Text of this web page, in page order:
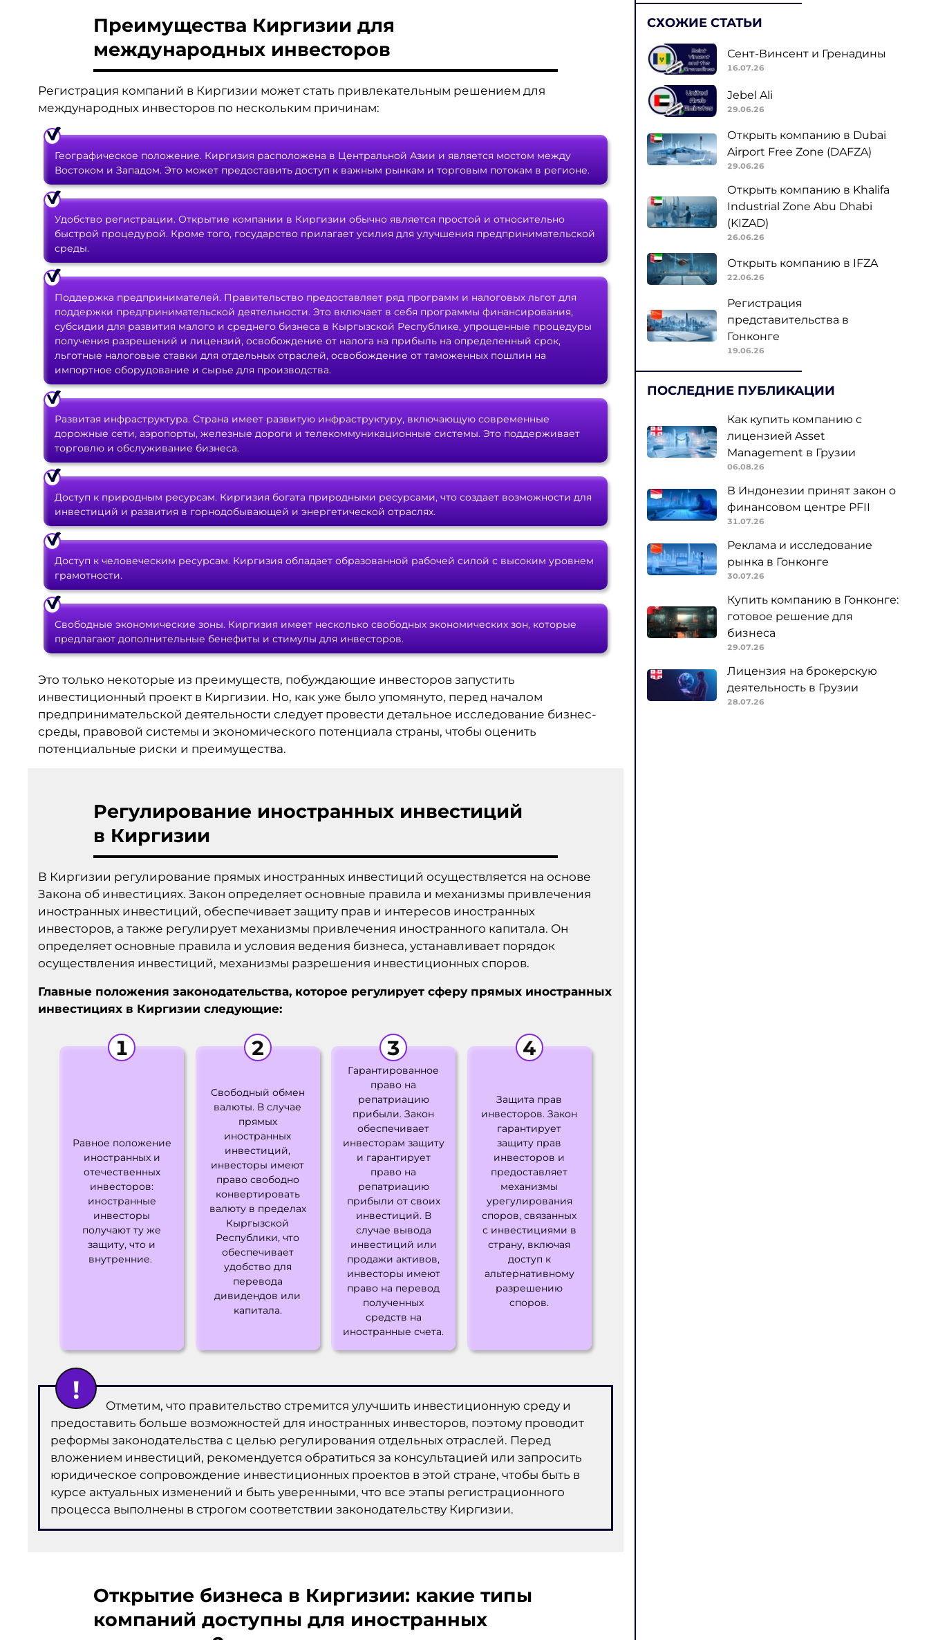
Преимущества Киргизии для
международных инвесторов
Регистрация компаний в Киргизии может стать привлекательным решением для
международных инвесторов по нескольким причинам:
Географическое положение. Киргизия расположена в Центральной Азии и является мостом между
Востоком и Западом. Это может предоставить доступ к важным рынкам и торговым потокам в регионе.
Удобство регистрации. Открытие компании в Киргизии обычно является простой и относительно
быстрой процедурой. Кроме того, государство прилагает усилия для улучшения предпринимательской
среды.
Поддержка предпринимателей. Правительство предоставляет ряд программ и налоговых льгот для
поддержки предпринимательской деятельности. Это включает в себя программы финансирования,
субсидии для развития малого и среднего бизнеса в Кыргызской Республике, упрощенные процедуры
получения разрешений и лицензий, освобождение от налога на прибыль на определенный срок,
льготные налоговые ставки для отдельных отраслей, освобождение от таможенных пошлин на
импортное оборудование и сырье для производства.
Развитая инфраструктура. Страна имеет развитую инфраструктуру, включающую современные
дорожные сети, аэропорты, железные дороги и телекоммуникационные системы. Это поддерживает
торговлю и обслуживание бизнеса.
Доступ к природным ресурсам. Киргизия богата природными ресурсами, что создает возможности для
инвестиций и развития в горнодобывающей и энергетической отраслях.
Доступ к человеческим ресурсам. Киргизия обладает образованной рабочей силой с высоким уровнем
грамотности.
Свободные экономические зоны. Киргизия имеет несколько свободных экономических зон, которые
предлагают дополнительные бенефиты и стимулы для инвесторов.
Это только некоторые из преимуществ, побуждающие инвесторов запустить
инвестиционный проект в Киргизии. Но, как уже было упомянуто, перед началом
предпринимательской деятельности следует провести детальное исследование бизнес-
среды, правовой системы и экономического потенциала страны, чтобы оценить
потенциальные риски и преимущества.
Регулирование иностранных инвестиций
в Киргизии
В Киргизии регулирование прямых иностранных инвестиций осуществляется на основе
Закона об инвестициях. Закон определяет основные правила и механизмы привлечения
иностранных инвестиций, обеспечивает защиту прав и интересов иностранных
инвесторов, а также регулирует механизмы привлечения иностранного капитала. Он
определяет основные правила и условия ведения бизнеса, устанавливает порядок
осуществления инвестиций, механизмы разрешения инвестиционных споров.
Главные положения законодательства, которое регулирует сферу прямых иностранных
инвестициях в Киргизии следующие:
Равное положение
иностранных и
отечественных
инвесторов:
иностранные
инвесторы
получают ту же
защиту, что и
внутренние.
Свободный обмен
валюты. В случае
прямых
иностранных
инвестиций,
инвесторы имеют
право свободно
конвертировать
валюту в пределах
Кыргызской
Республики, что
обеспечивает
удобство для
перевода
дивидендов или
капитала.
Гарантированное
право на
репатриацию
прибыли. Закон
обеспечивает
инвесторам защиту
и гарантирует
право на
репатриацию
прибыли от своих
инвестиций. В
случае вывода
инвестиций или
продажи активов,
инвесторы имеют
право на перевод
полученных
средств на
иностранные счета.
Защита прав
инвесторов. Закон
гарантирует
защиту прав
инвесторов и
предоставляет
механизмы
урегулирования
споров, связанных
с инвестициями в
страну, включая
доступ к
альтернативному
разрешению
споров.
Отметим, что правительство стремится улучшить инвестиционную среду и
предоставить больше возможностей для иностранных инвесторов, поэтому проводит
реформы законодательства с целью регулирования отдельных отраслей. Перед
вложением инвестиций, рекомендуется обратиться за консультацией или запросить
юридическое сопровождение инвестиционных проектов в этой стране, чтобы быть в
курсе актуальных изменений и быть уверенными, что все этапы регистрационного
процесса выполнены в строгом соответствии законодательству Киргизии.
Открытие бизнеса в Киргизии: какие типы
компаний доступны для иностранных
СХОЖИЕ СТАТЬИ
Сент-Винсент и Гренадины
16.07.26
Jebel Ali
29.06.26
Открыть компанию в Dubai
Airport Free Zone (DAFZA)
29.06.26
Открыть компанию в Khalifa
Industrial Zone Abu Dhabi
(KIZAD)
26.06.26
Открыть компанию в IFZA
22.06.26
Регистрация
представительства в
Гонконге
19.06.26
ПОСЛЕДНИЕ ПУБЛИКАЦИИ
Как купить компанию с
лицензией Asset
Management в Грузии
06.08.26
В Индонезии принят закон о
финансовом центре PFII
31.07.26
Реклама и исследование
рынка в Гонконге
30.07.26
Купить компанию в Гонконге:
готовое решение для
бизнеса
29.07.26
Лицензия на брокерскую
деятельность в Грузии
28.07.26